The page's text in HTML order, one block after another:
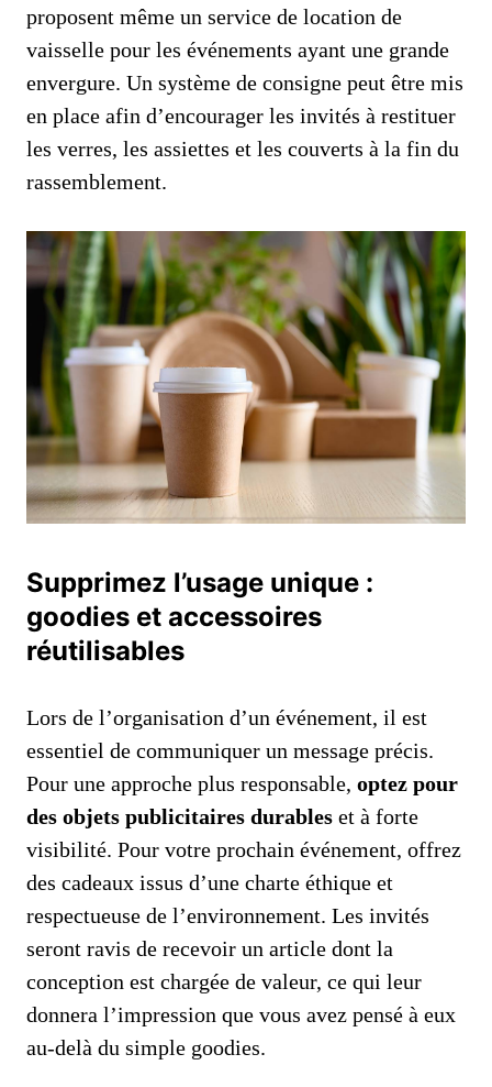
proposent même un service de location de
vaisselle pour les événements ayant une grande
envergure. Un système de consigne peut être mis
en place afin d’encourager les invités à restituer
les verres, les assiettes et les couverts à la fin du
rassemblement.
Supprimez l’usage unique :
goodies et accessoires
réutilisables
Lors de l’organisation d’un événement, il est
essentiel de communiquer un message précis.
Pour une approche plus responsable, optez pour
des objets publicitaires durables et à forte
visibilité. Pour votre prochain événement, offrez
des cadeaux issus d’une charte éthique et
respectueuse de l’environnement. Les invités
seront ravis de recevoir un article dont la
conception est chargée de valeur, ce qui leur
donnera l’impression que vous avez pensé à eux
au-delà du simple goodies.